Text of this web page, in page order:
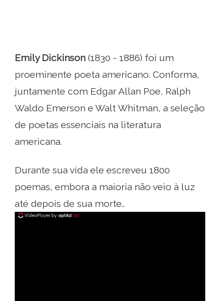
Emily Dickinson (1830 - 1886) foi um
proeminente poeta americano. Conforma,
juntamente com Edgar Allan Poe, Ralph
Waldo Emerson e Walt Whitman, a seleção
de poetas essenciais na literatura
americana.
Durante sua vida ele escreveu 1800
poemas, embora a maioria não veio à luz
até depois de sua morte..